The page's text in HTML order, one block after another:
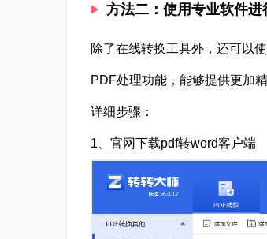
方法二：使用专业软件进
除了在线转换工具外，还可以
PDF处理功能，能够提供更加
详细步骤：
1、官网下载pdf转word客户端